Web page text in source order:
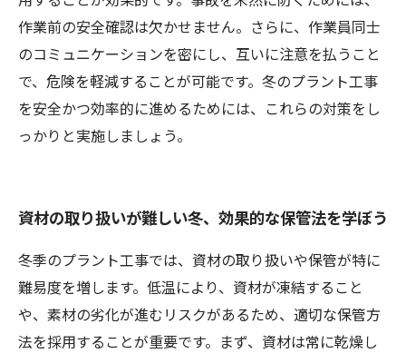
作業前の安全確認は欠かせません。さらに、作業員同士
のコミュニケーションを密にし、互いに注意を払うこと
で、危険を軽減することが可能です。冬のプラント工事
を安全かつ効率的に進めるためには、これらの対策をし
っかりと実施しましょう。
資材の取り扱いが難しい冬、効果的な保管法を学ぼう
冬季のプラント工事では、資材の取り扱いや保管が特に
難易度を増します。低温により、資材が凍結すること
や、素材の劣化が進むリスクがあるため、適切な保管方
法を採用することが重要です。まず、資材は常に乾燥し